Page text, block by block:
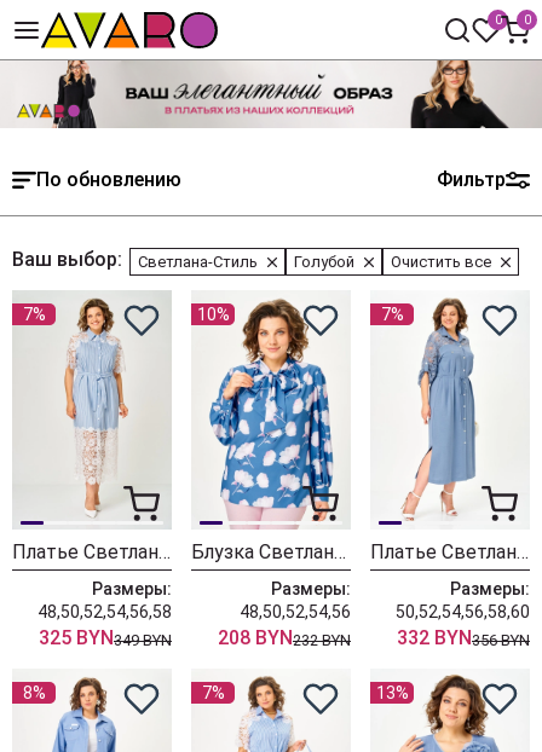
0 0
По обновлению Фильтр
Ваш выбор: Светлана-Стиль Голубой Очистить все
7%
Платье Светлана-Стиль 2373 голубой
Размеры:
48,50,52,54,56,58
325 BYN349 BYN
10%
Блузка Светлана-Стиль 2219 голубой принт
Размеры:
48,50,52,54,56
208 BYN232 BYN
7%
Платье Светлана-Стиль 2338 индиго
Размеры:
50,52,54,56,58,60
332 BYN356 BYN
8% 7% 13%